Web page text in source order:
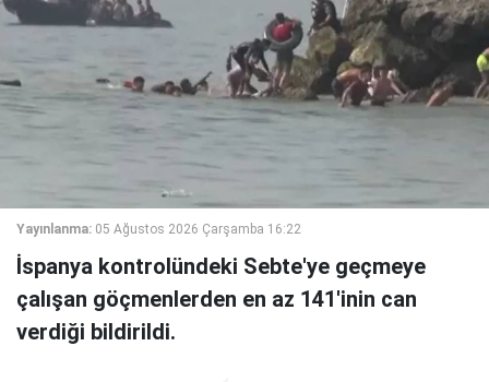
Yayınlanma: 05 Ağustos 2026 Çarşamba 16:22
İspanya kontrolündeki Sebte'ye geçmeye
çalışan göçmenlerden en az 141'inin can
verdiği bildirildi.